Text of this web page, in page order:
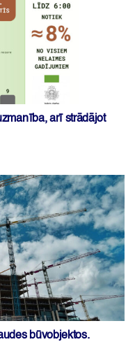
arī strādājot
būvobjektos.